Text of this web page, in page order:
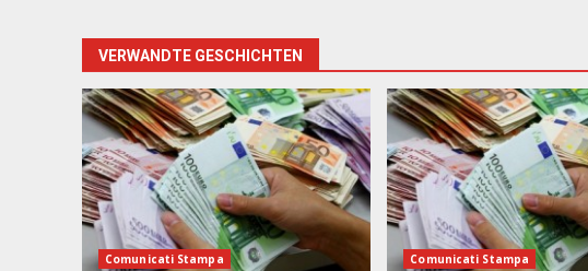
VERWANDTE GESCHICHTEN
Comunicati Stampa Comunicati Stampa